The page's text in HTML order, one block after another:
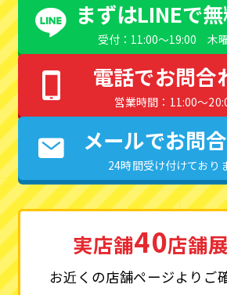
まずはLINEで
受付：11:00〜19:00 木
電話でお問合
営業時間：11:00〜
メールでお問
24時間受け付けており
実店舗40店舗
お近くの店舗ページよりご